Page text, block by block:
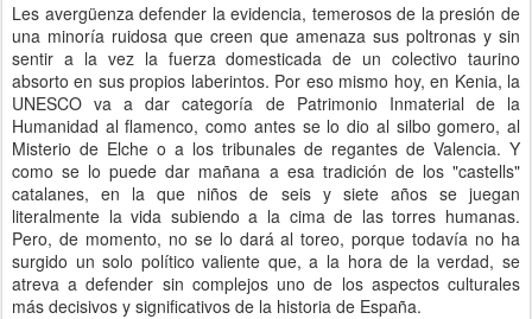
Les avergüenza defender la evidencia, temerosos de la presión de
una minoría ruidosa que creen que amenaza sus poltronas y sin
sentir a la vez la fuerza domesticada de un colectivo taurino
absorto en sus propios laberintos. Por eso mismo hoy, en Kenia, la
UNESCO va a dar categoría de Patrimonio Inmaterial de la
Humanidad al flamenco, como antes se lo dio al silbo gomero, al
Misterio de Elche o a los tribunales de regantes de Valencia. Y
como se lo puede dar mañana a esa tradición de los "castells"
catalanes, en la que niños de seis y siete años se juegan
literalmente la vida subiendo a la cima de las torres humanas.
Pero, de momento, no se lo dará al toreo, porque todavía no ha
surgido un solo político valiente que, a la hora de la verdad, se
atreva a defender sin complejos uno de los aspectos culturales
más decisivos y significativos de la historia de España.